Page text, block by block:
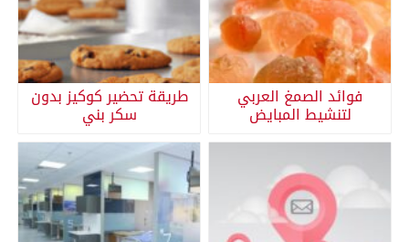
فوائد الصمغ العربي
لتنشيط المبايض
طريقة تحضير كوكيز بدون
سكر بني